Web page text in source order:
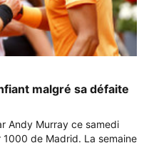
malgré sa défaite
Andy Murray ce samedi
de Madrid. La semaine